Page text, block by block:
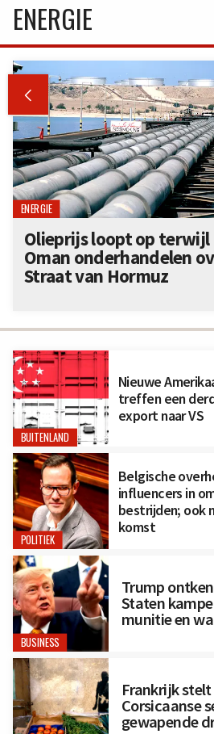
BUITENLAND
Nieuwe
treffen een
export naar VS
POLITIEK
Belgische
influencers in
bestrijden; ook
komst
BUSINESS
Trump
Staten
munitie en
Frankrijk
Corsicaanse
gewapende
ENERGIE

ENERGIE
Olieprijs loopt op terwijl
Oman onderhandelen
Straat van Hormuz